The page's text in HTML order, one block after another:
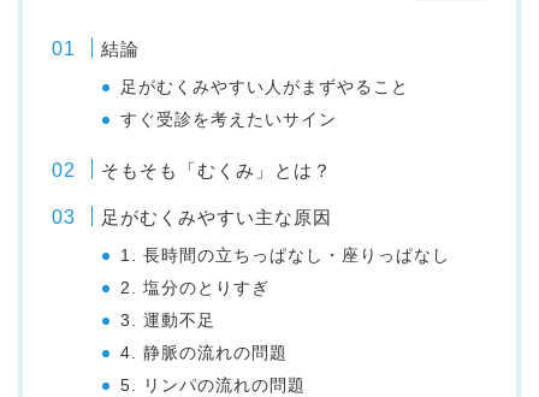
結論
足がむくみやすい人がまずやること
すぐ受診を考えたいサイン
そもそも「むくみ」とは？
足がむくみやすい主な原因
1. 長時間の立ちっぱなし・座りっぱなし
2. 塩分のとりすぎ
3. 運動不足
4. 静脈の流れの問題
5. リンパの流れの問題